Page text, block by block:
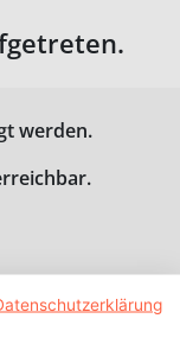
werden.